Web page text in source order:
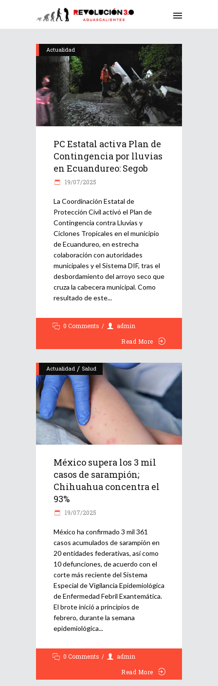
Actualidad
PC Estatal activa Plan de
Contingencia por lluvias
en Ecuandureo: Segob
19/07/2025
La Coordinación Estatal de
Protección Civil activó el Plan de
Contingencia contra Lluvias y
Ciclones Tropicales en el municipio
de Ecuandureo, en estrecha
colaboración con autoridades
municipales y el Sistema DIF, tras el
desbordamiento del arroyo seco que
cruza la cabecera municipal. Como
resultado de este
0 Comments
admin
Read More
Actualidad / Salud
México supera los 3 mil
casos de sarampión;
Chihuahua concentra el
93%
19/07/2025
México ha confirmado 3 mil 361
casos acumulados de sarampión en
20 entidades federativas, así como
10 defunciones, de acuerdo con el
corte más reciente del Sistema
Especial de Vigilancia Epidemiológica
de Enfermedad Febril Exantemática.
El brote inició a principios de
febrero, durante la semana
epidemiológica
0 Comments
admin
Read More